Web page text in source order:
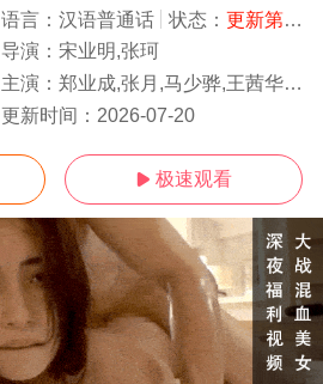
语言： 汉语普通话 状态： 更新第34集
导演： 宋业明,张珂
主演： 郑业成,张月,马少骅,王茜华,胡耘豪,熊睿玲,齐千郡,印小天,宋禹,瑛子,王劲松,丁勇岱,吴其江,吴京安
更新时间： 2026-07-20
 极速观看